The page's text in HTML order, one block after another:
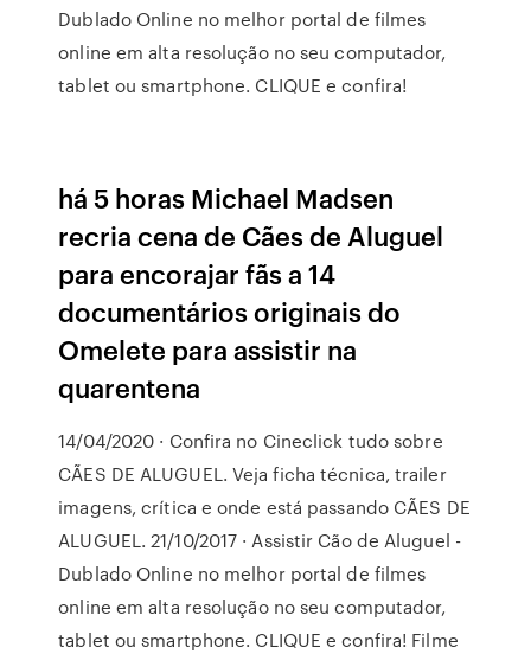
Dublado Online no melhor portal de filmes
online em alta resolução no seu computador,
tablet ou smartphone. CLIQUE e confira!
há 5 horas Michael Madsen
recria cena de Cães de Aluguel
para encorajar fãs a 14
documentários originais do
Omelete para assistir na
quarentena
14/04/2020 · Confira no Cineclick tudo sobre
CÃES DE ALUGUEL. Veja ficha técnica, trailer
imagens, crítica e onde está passando CÃES DE
ALUGUEL. 21/10/2017 · Assistir Cão de Aluguel -
Dublado Online no melhor portal de filmes
online em alta resolução no seu computador,
tablet ou smartphone. CLIQUE e confira! Filme